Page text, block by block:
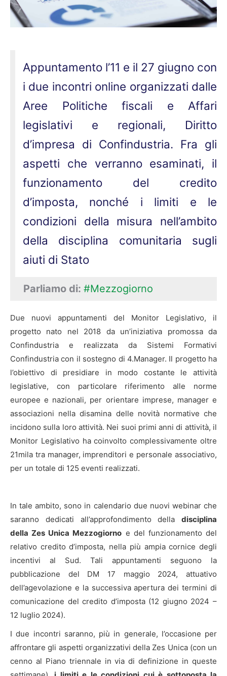
Appuntamento l’11 e il 27 giugno con
i due incontri online organizzati dalle
Aree Politiche fiscali e Affari
legislativi e regionali, Diritto
d’impresa di Confindustria. Fra gli
aspetti che verranno esaminati, il
funzionamento del credito
d’imposta, nonché i limiti e le
condizioni della misura nell’ambito
della disciplina comunitaria sugli
aiuti di Stato
Parliamo di: #Mezzogiorno
Due nuovi appuntamenti del Monitor Legislativo, il
progetto nato nel 2018 da un’iniziativa promossa da
Confindustria e realizzata da Sistemi Formativi
Confindustria con il sostegno di 4.Manager. Il progetto ha
l’obiettivo di presidiare in modo costante le attività
legislative, con particolare riferimento alle norme
europee e nazionali, per orientare imprese, manager e
associazioni nella disamina delle novità normative che
incidono sulla loro attività. Nei suoi primi anni di attività, il
Monitor Legislativo ha coinvolto complessivamente oltre
21mila tra manager, imprenditori e personale associativo,
per un totale di 125 eventi realizzati.
In tale ambito, sono in calendario due nuovi webinar che
saranno dedicati all’approfondimento della disciplina
della Zes Unica Mezzogiorno e del funzionamento del
relativo credito d’imposta, nella più ampia cornice degli
incentivi al Sud. Tali appuntamenti seguono la
pubblicazione del DM 17 maggio 2024, attuativo
dell’agevolazione e la successiva apertura dei termini di
comunicazione del credito d’imposta (12 giugno 2024 –
12 luglio 2024).
I due incontri saranno, più in generale, l’occasione per
affrontare gli aspetti organizzativi della Zes Unica (con un
cenno al Piano triennale in via di definizione in queste